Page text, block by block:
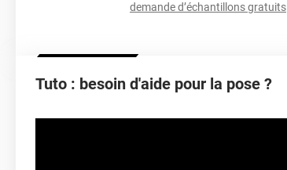
Température D'application
demande d’échantillons gratuits
Tuto : besoin d'aide pour la pose ?